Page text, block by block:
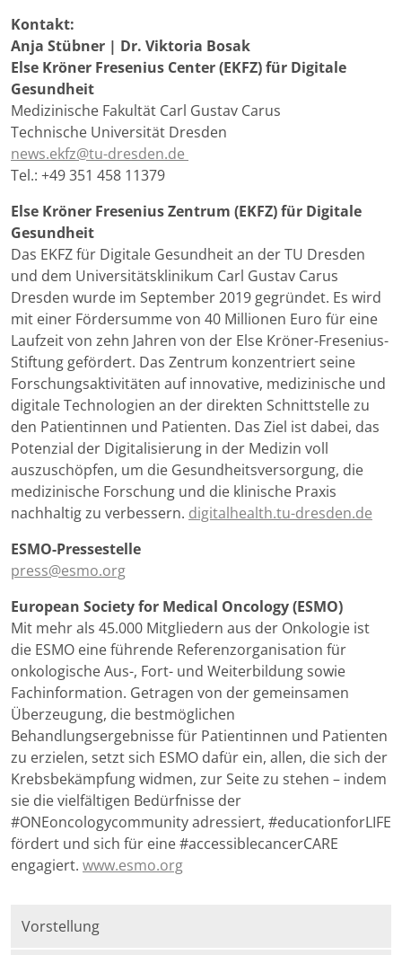
Kontakt:
Anja Stübner | Dr. Viktoria Bosak
Else Kröner Fresenius Center (EKFZ) für Digitale
Gesundheit
Medizinische Fakultät Carl Gustav Carus
Technische Universität Dresden
news.ekfz@tu-dresden.de
Tel.: +49 351 458 11379
Else Kröner Fresenius Zentrum (EKFZ) für Digitale
Gesundheit
Das EKFZ für Digitale Gesundheit an der TU Dresden
und dem Universitätsklinikum Carl Gustav Carus
Dresden wurde im September 2019 gegründet. Es wird
mit einer Fördersumme von 40 Millionen Euro für eine
Laufzeit von zehn Jahren von der Else Kröner-Fresenius-
Stiftung gefördert. Das Zentrum konzentriert seine
Forschungsaktivitäten auf innovative, medizinische und
digitale Technologien an der direkten Schnittstelle zu
den Patientinnen und Patienten. Das Ziel ist dabei, das
Potenzial der Digitalisierung in der Medizin voll
auszuschöpfen, um die Gesundheitsversorgung, die
medizinische Forschung und die klinische Praxis
nachhaltig zu verbessern. digitalhealth.tu-dresden.de
ESMO-Pressestelle
press@esmo.org
European Society for Medical Oncology (ESMO)
Mit mehr als 45.000 Mitgliedern aus der Onkologie ist
die ESMO eine führende Referenzorganisation für
onkologische Aus-, Fort- und Weiterbildung sowie
Fachinformation. Getragen von der gemeinsamen
Überzeugung, die bestmöglichen
Behandlungsergebnisse für Patientinnen und Patienten
zu erzielen, setzt sich ESMO dafür ein, allen, die sich der
Krebsbekämpfung widmen, zur Seite zu stehen – indem
sie die vielfältigen Bedürfnisse der
#ONEoncologycommunity adressiert, #educationforLIFE
fördert und sich für eine #accessiblecancerCARE
engagiert. www.esmo.org
Vorstellung